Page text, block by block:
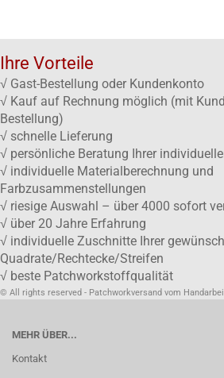
Ihre Vorteile
√ Gast-Bestellung oder Kundenkonto
√ Kauf auf Rechnung möglich (mit
Bestellung)
√ schnelle Lieferung
√ persönliche Beratung Ihrer
√ individuelle Materialberechnung und
Farbzusammenstellungen
√ riesige Auswahl – über 4000 sofort
√ über 20 Jahre Erfahrung
√ individuelle Zuschnitte Ihrer
Quadrate/Rechtecke/Streifen
√ beste Patchworkstoffqualität
© All rights reserved - Patchworkversand vom
MEHR ÜBER...
Kontakt